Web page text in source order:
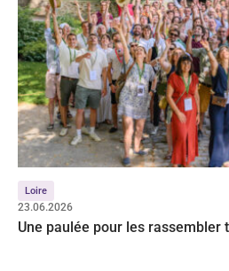
Loire
23.06.2026
Une paulée pour les rassembler